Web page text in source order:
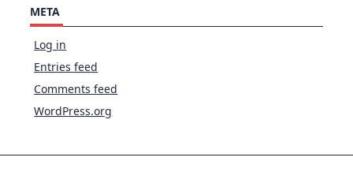
META
Log in
Entries feed
Comments feed
WordPress.org